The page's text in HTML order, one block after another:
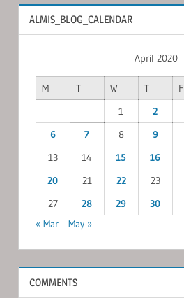
ALMIS_BLOG_CALENDAR
April 2020
M T W T F
1
2
6
7 8 9
13
14 15 16
20
21 22 23
27
28 29
30
« Mar
May »
COMMENTS